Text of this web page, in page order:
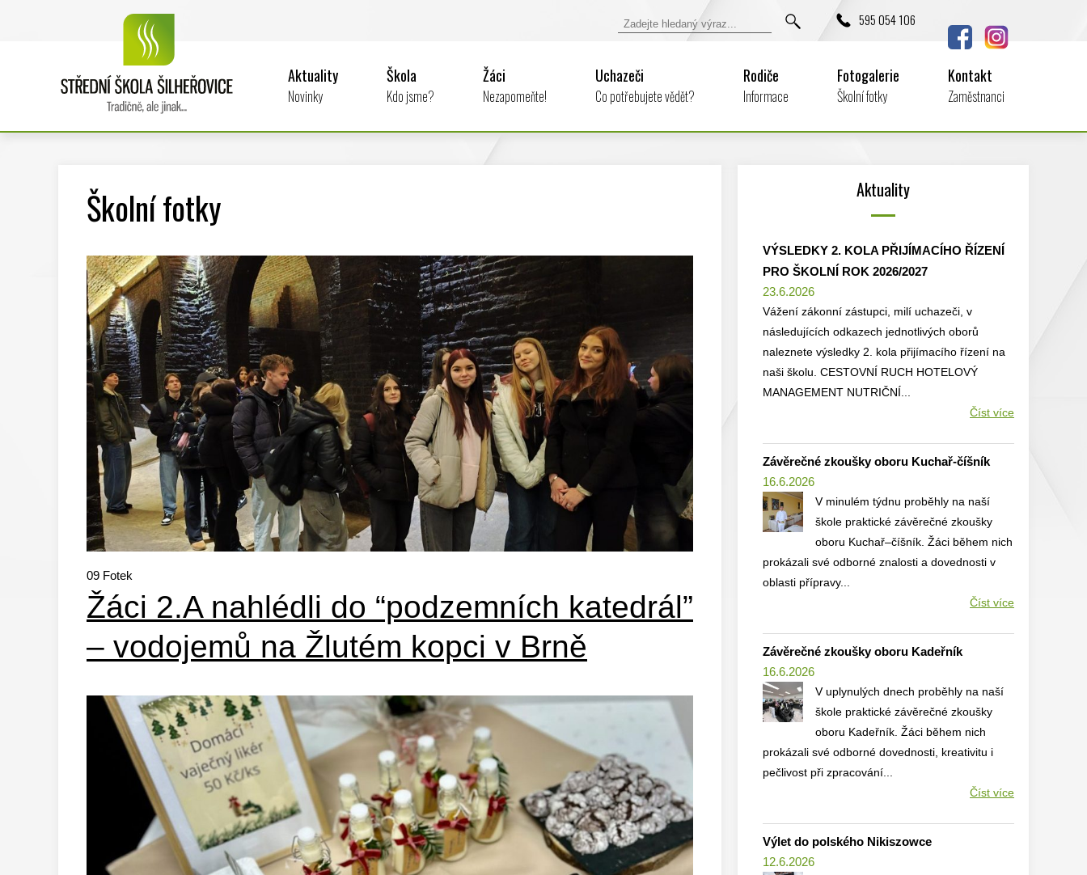
595 054 106
Aktuality
Novinky
Škola
Kdo jsme?
Žáci
Nezapomeňte!
Uchazeči
Co potřebujete vědět?
Rodiče
Informace
Fotogalerie
Školní fotky
Kontakt
Zaměstnanci
Školní fotky
09 Fotek
Žáci 2.A nahlédli do “podzemních katedrál”
– vodojemů na Žlutém kopci v Brně
Aktuality
VÝSLEDKY 2. KOLA PŘIJÍMACÍHO ŘÍZENÍ
PRO ŠKOLNÍ ROK 2026/2027
23.6.2026
Vážení zákonní zástupci, milí uchazeči, v
následujících odkazech jednotlivých oborů
naleznete výsledky 2. kola přijímacího řízení na
naši školu. CESTOVNÍ RUCH HOTELOVÝ
MANAGEMENT NUTRIČNÍ...
Číst více
Závěrečné zkoušky oboru Kuchař-číšník
16.6.2026
V minulém týdnu proběhly na naší
škole praktické závěrečné zkoušky
oboru Kuchař–číšník. Žáci během nich
prokázali své odborné znalosti a dovednosti v
oblasti přípravy...
Číst více
Závěrečné zkoušky oboru Kadeřník
16.6.2026
V uplynulých dnech proběhly na naší
škole praktické závěrečné zkoušky
oboru Kadeřník. Žáci během nich
prokázali své odborné dovednosti, kreativitu i
pečlivost při zpracování...
Číst více
Výlet do polského Nikiszowce
12.6.2026